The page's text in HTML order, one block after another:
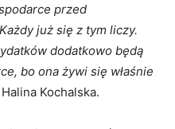
przed
już się z tym liczy.
dodatkowo będą
bo ona żywi się właśnie
Kochalska.